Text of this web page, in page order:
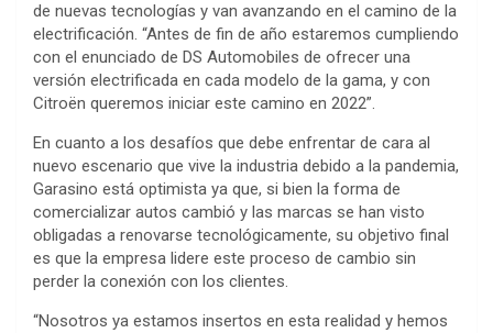
de nuevas tecnologías y van avanzando en el camino de la
electrificación. “Antes de fin de año estaremos cumpliendo
con el enunciado de DS Automobiles de ofrecer una
versión electrificada en cada modelo de la gama, y con
Citroën queremos iniciar este camino en 2022”.
En cuanto a los desafíos que debe enfrentar de cara al
nuevo escenario que vive la industria debido a la pandemia,
Garasino está optimista ya que, si bien la forma de
comercializar autos cambió y las marcas se han visto
obligadas a renovarse tecnológicamente, su objetivo final
es que la empresa lidere este proceso de cambio sin
perder la conexión con los clientes.
“Nosotros ya estamos insertos en esta realidad y hemos